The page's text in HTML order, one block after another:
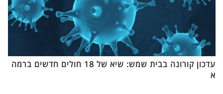
עדכון קורונה בבית שמש: שיא של 18 חולים חדשים ברמה
א